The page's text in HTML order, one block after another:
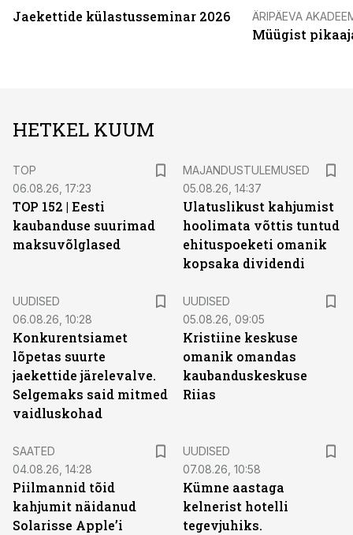
Jaekettide külastusseminar 2026 ÄRIPÄEVA
Müügist
HETKEL KUUM
TOP
06.08.26, 17:23
TOP 152 | Eesti
kaubanduse suurimad
maksuvõlglased
MAJANDUSTULEMUSED
05.08.26, 14:37
Ulatuslikust kahjumist
hoolimata võttis tuntud
ehituspoeketi omanik
kopsaka dividendi
UUDISED
06.08.26, 10:28
Konkurentsiamet
lõpetas suurte
jaekettide järelevalve.
Selgemaks said mitmed
vaidluskohad
UUDISED
05.08.26, 09:05
Kristiine keskuse
omanik omandas
kaubanduskeskuse
Riias
SAATED
04.08.26, 14:28
Piilmannid tõid
kahjumit näidanud
Solarisse Apple’i
UUDISED
07.08.26, 10:58
Kümne aastaga
kelnerist hotelli
tegevjuhiks.